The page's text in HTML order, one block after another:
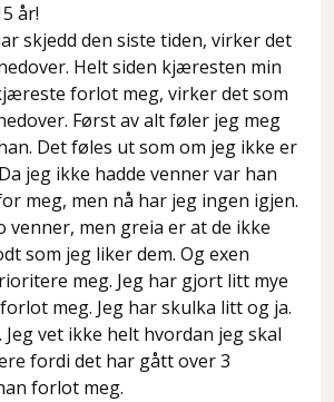
år!
skjedd den siste tiden, virker det
Helt siden kjæresten min
forlot meg, virker det som
Først av alt føler jeg meg
Det føles ut som om jeg ikke er
jeg ikke hadde venner var han
meg, men nå har jeg ingen igjen.
venner, men greia er at de ikke
som jeg liker dem. Og exen
meg. Jeg har gjort litt mye
meg. Jeg har skulka litt og ja.
vet ikke helt hvordan jeg skal
fordi det har gått over 3
forlot meg.